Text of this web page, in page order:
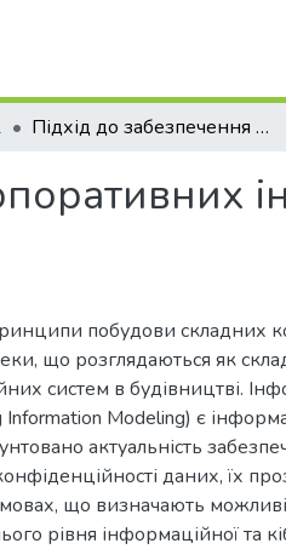
Підхід до забезпечення захисту корпоративних інформаційних систем в будівництві
побудови складних
що розглядаються як
систем в будівництві.
Information Modeling) є
актуальність
даних, їх
умовах, що визначають
рівня інформаційної та